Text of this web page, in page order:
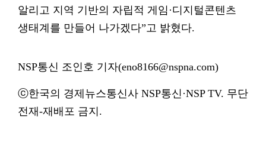
알리고 지역 기반의 자립적 게임·디지털콘텐츠
생태계를 만들어 나가겠다”고 밝혔다.
NSP통신 조인호 기자(eno8166@nspna.com)
ⓒ한국의 경제뉴스통신사 NSP통신·NSP TV. 무단
전재-재배포 금지.